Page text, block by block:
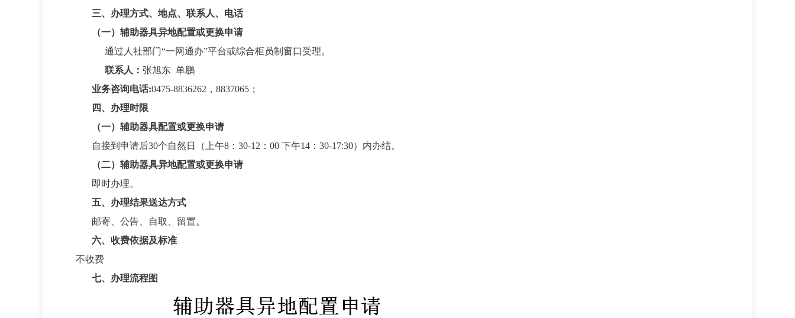
三、办理方式、地点、联系人、电话
（一） 辅助器具异地配置或更换申请
通过人社部门“一网通办”平台或综合柜员制窗口受理。
联系人： 张旭东 单鹏
业务咨询电话:0475-8836262，8837065；
四、办理时限
（一） 辅助器具配置或更换申请
自接到申请后30个自然日
（ 上午8：30-12：00 下午14： 30-17:30） 内办结。
（二） 辅助器具异地配置或更换申请
即时办理。
五、办理结果送达方式
邮寄、公告、自取、留置。
六、 收费依据及标准
不收费
七、办理流程图